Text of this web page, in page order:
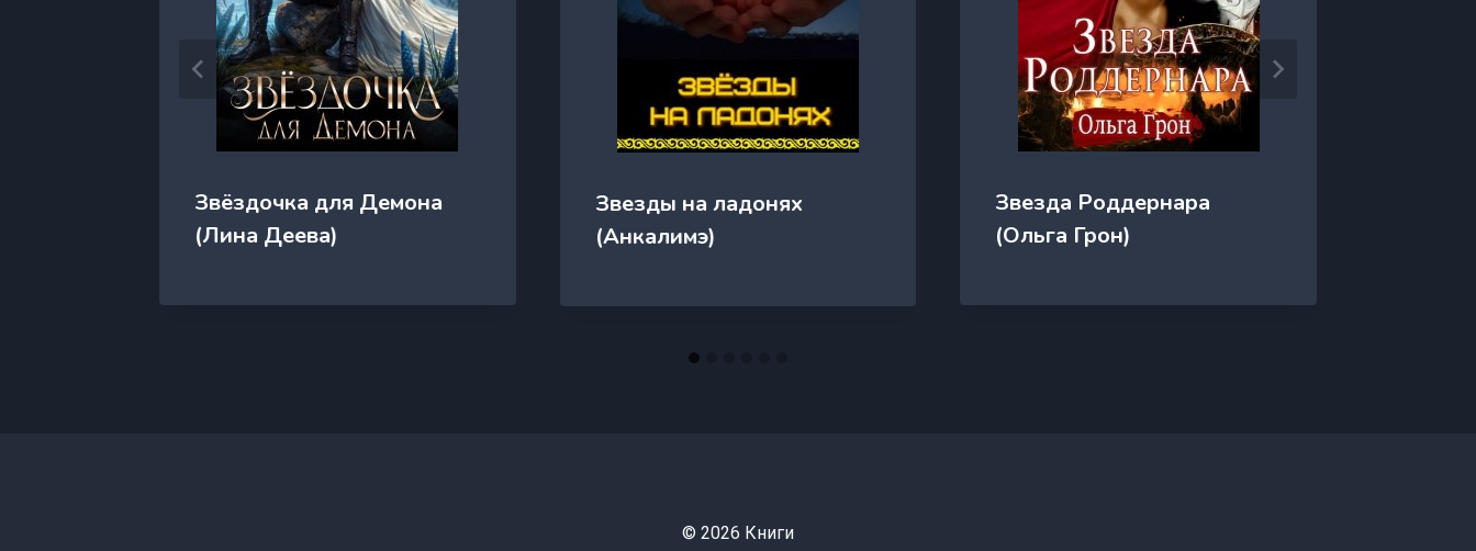
Звёздочка для Демона
(Лина Деева)
Звезды на ладонях
(Анкалимэ)
Звезда Роддернара
(Ольга Грон)
© 2026 Книги